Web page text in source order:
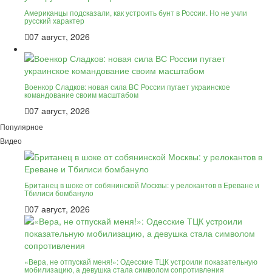
Американцы подсказали, как устроить бунт в России. Но не учли
русский характер
07 август, 2026
Военкор Сладков: новая сила ВС России пугает украинское
командование своим масштабом
07 август, 2026
Популярное
Видео
Британец в шоке от собянинской Москвы: у релокантов в Ереване и
Тбилиси бомбануло
07 август, 2026
«Вера, не отпускай меня!»: Одесские ТЦК устроили показательную
мобилизацию, а девушка стала символом сопротивления